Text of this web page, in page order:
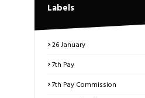
Labels
26 January
7th Pay
7th Pay Commission